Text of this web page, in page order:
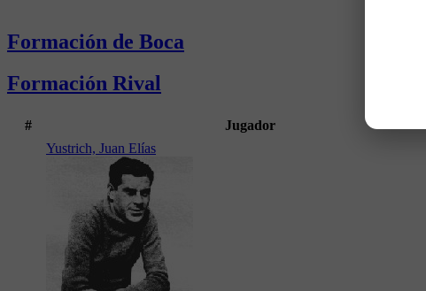
Formación de Boca
Formación Rival
#
Jugador
Yustrich, Juan Elías